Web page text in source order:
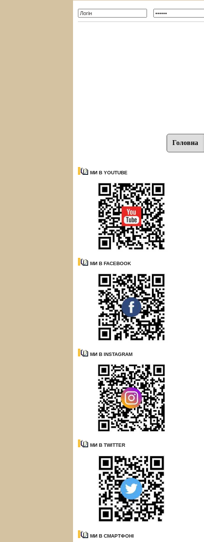
Головна
МИ В YOUTUBE
МИ В FACEBOOK
МИ В INSTAGRAM
МИ В TWITTER
МИ В СМАРТФОНІ